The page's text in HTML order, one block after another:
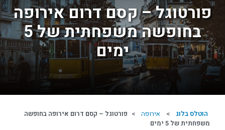
פורטוגל – קסם דרום אירופה
בחופשה משפחתית של 5
ימים
הוטלס בלוג > אירופה > פורטוגל – קסם דרום אירופה בחופשה
משפחתית של 5 ימים